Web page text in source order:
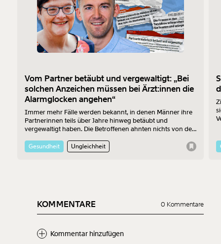
Vom Partner betäubt und vergewaltigt: „Bei
solchen Anzeichen müssen bei Ärzt:innen die
Alarmglocken angehen“
Immer mehr Fälle werden bekannt, in denen Männer ihre
Partnerinnen teils über Jahre hinweg betäubt und
vergewaltigt haben. Die Betroffenen ahnten nichts von den
Folgen der Taten gingen, auch nicht. Zwei Mediziner:innen
erklären, was passieren muss, damit solche Fälle künftig
Gesundheit Ungleichheit
KOMMENTARE 0 Kommentare
Kommentar hinzufügen